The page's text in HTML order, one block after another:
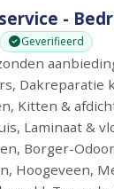
-
Geverifieerd
Dakreparatie
Kitten &
Laminaat &
Borger-
Hoogeveen,